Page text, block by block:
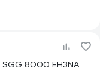
8000 EH3NA